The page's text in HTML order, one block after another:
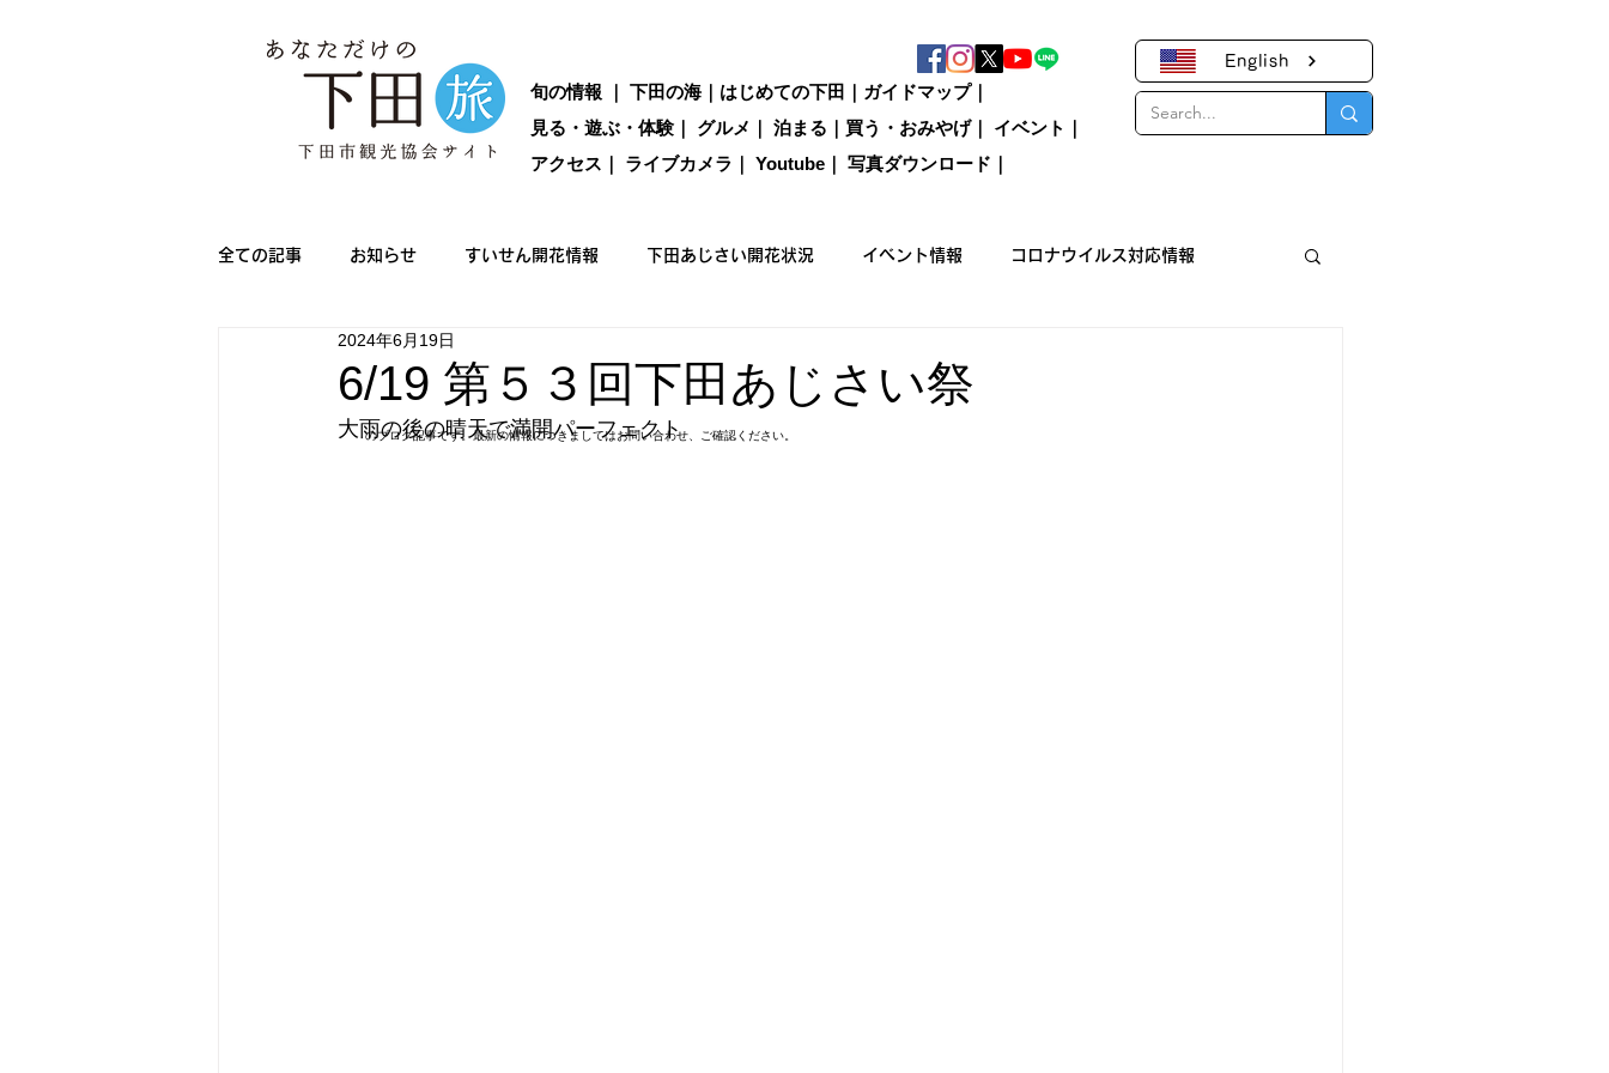
旬の情報 ｜ 下田の海 ｜ はじめての下田 ｜ ガイドマップ｜
見る・遊ぶ・体験｜ グルメ ｜ 泊まる ｜ 買う・おみやげ｜ イベント｜
アクセス ｜ ライブカメラ ｜ Youtube ｜ 写真ダウンロード ｜
English
全ての記事 お知らせ すいせん開花情報 下田あじさい開花状況 イベント情報 コロナウイルス対応情報
メディア情報 きんめ祭り
下田サマーフェスタ ノルディックウォーキング
6/19 第５３回下田あじさい祭
2024年6月19日
大雨の後の晴天で満開パーフェクト
のブログ記事です。最新の情報につきましてはお問い合わせ、ご確認ください。